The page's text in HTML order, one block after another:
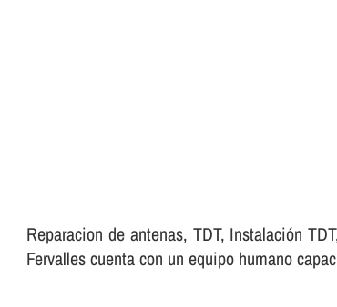
Reparacion de antenas, TDT, Instalación
Fervalles cuenta con un equipo humano